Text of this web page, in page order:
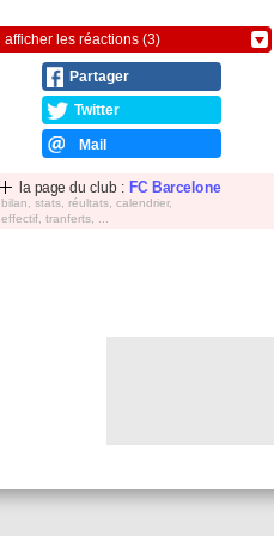
afficher les réactions (3)
Partager
Twitter
Mail
la page du club : FC Barcelone
bilan, stats, réultats, calendrier,
effectif, tranferts, ...